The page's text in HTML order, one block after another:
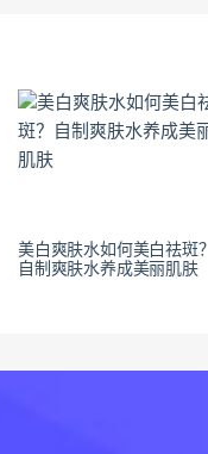
美白爽肤水如何美白祛斑？
自制爽肤水养成美丽肌肤